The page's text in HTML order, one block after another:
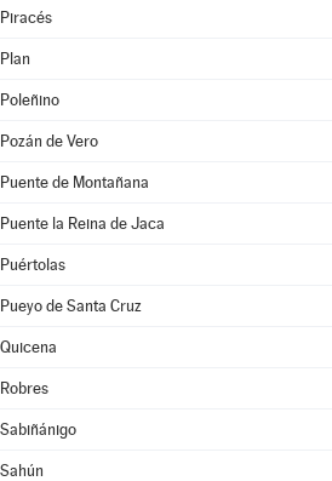
Piracés
Plan
Poleñino
Pozán de Vero
Puente de Montañana
Puente la Reina de Jaca
Puértolas
Pueyo de Santa Cruz
Quicena
Robres
Sabiñánigo
Sahún